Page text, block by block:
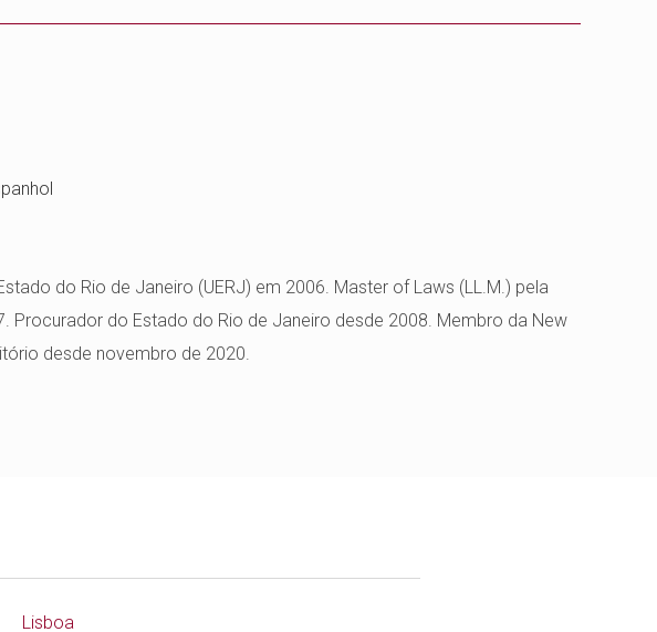
do Rio de Janeiro (UERJ) em 2006. Master of Laws (LL.M.) pela
Procurador do Estado do Rio de Janeiro desde 2008. Membro da New
desde novembro de 2020.
Lisboa